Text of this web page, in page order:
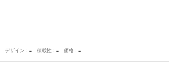
デザイン - 積載性 - 価格 -